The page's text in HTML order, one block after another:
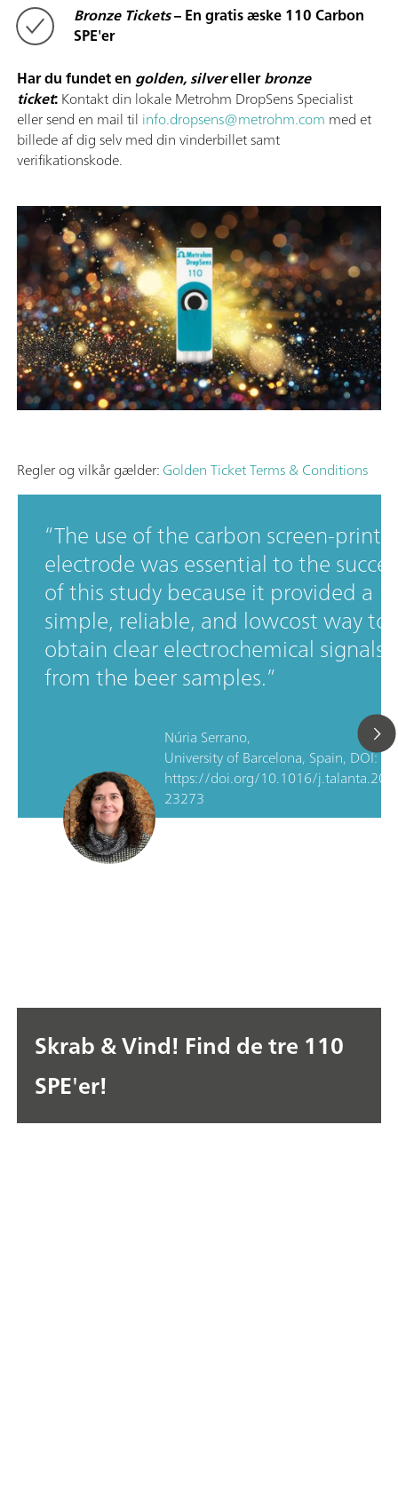
Bronze Tickets– En gratis æske 110 Carbon
SPE'er
Har du fundet en golden, silverellerbronze
ticket:Kontakt din lokale Metrohm DropSens Specialist
eller send en mail til info.dropsens@metrohm.com med et
billede af dig selv med din vinderbillet samt
verifikationskode.
Regler og vilkår gælder:Golden Ticket Terms & Conditions
The use of the carbon screen-
electrode was essential to the
of this study because it provided a
simple, reliable, and lowcost way to
obtain clear electrochemical signals
from the beer samples.
Núria Serrano,
University of Barcelona, Spain, DOI:
https://doi.org/10.1016/
23273
Skrab & Vind! Find de tre 110
SPE'er!